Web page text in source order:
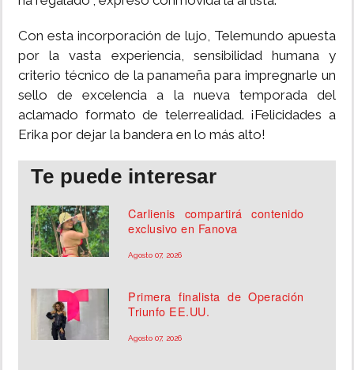
Con esta incorporación de lujo, Telemundo apuesta
por la vasta experiencia, sensibilidad humana y
criterio técnico de la panameña para impregnarle un
sello de excelencia a la nueva temporada del
aclamado formato de telerrealidad. ¡Felicidades a
Erika por dejar la bandera en lo más alto!
Te puede interesar
Carlienis compartirá contenido
exclusivo en Fanova
Agosto 07, 2026
Primera finalista de Operación
Triunfo EE.UU.
Agosto 07, 2026